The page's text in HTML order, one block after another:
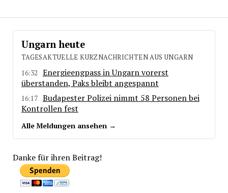
Ungarn heute
TAGESAKTUELLE KURZNACHRICHTEN AUS UNGARN
16:32
Energieengpass in Ungarn vorerst
überstanden, Paks bleibt angespannt
16:17 Budapester Polizei nimmt 58 Personen bei
Kontrollen fest
Alle Meldungen ansehen →
Danke für ihren Beitrag!